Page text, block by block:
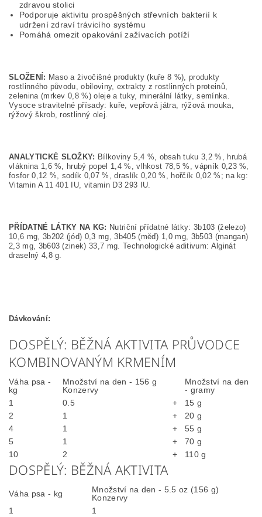
zdravou stolici
Podporuje aktivitu prospěšných střevních bakterií k
udržení zdraví trávicího systému
Pomáhá omezit opakování zažívacích potíží
SLOŽENÍ: Maso a živočišné produkty (kuře 8 %), produkty
rostlinného původu, obiloviny, extrakty z rostlinných proteinů,
zelenina (mrkev 0,8 %) oleje a tuky, minerální látky, semínka.
Vysoce stravitelné přísady: kuře, vepřová játra, rýžová mouka,
rýžový škrob, rostlinný olej.
ANALYTICKÉ SLOŽKY: Bílkoviny 5,4 %, obsah tuku 3,2 %, hrubá
vláknina 1,6 %, hrubý popel 1,4 %, vlhkost 78,5 %, vápník 0,23 %,
fosfor 0,12 %, sodík 0,07 %, draslík 0,20 %, hořčík 0,02 %; na kg:
Vitamin A 11 401 IU, vitamin D3 293 IU.
PŘÍDATNÉ LÁTKY NA KG: Nutriční přídatné látky: 3b103 (železo)
10,6 mg, 3b202 (jód) 0,3 mg, 3b405 (měď) 1,0 mg, 3b503 (mangan)
2,3 mg, 3b603 (zinek) 33,7 mg. Technologické aditivum: Alginát
draselný 4,8 g.
Dávkování:
DOSPĚLÝ: BĚŽNÁ AKTIVITA PRŮVODCE
KOMBINOVANÝM KRMENÍM
Váha psa -
kg
Množství na den - 156 g
Konzervy
Množství na den
- gramy
1
0.5 +
15 g
2
1 +
20 g
4
1 +
55 g
5
1 +
70 g
10
2 + 110 g
DOSPĚLÝ: BĚŽNÁ AKTIVITA
Váha psa - kg
Množství na den - 5.5 oz (156 g)
Konzervy
1
1